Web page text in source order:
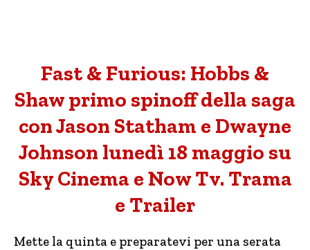
Fast & Furious: Hobbs &
Shaw primo spinoff della saga
con Jason Statham e Dwayne
Johnson lunedì 18 maggio su
Sky Cinema e Now Tv. Trama
e Trailer
Mette la quinta e preparatevi per una serata